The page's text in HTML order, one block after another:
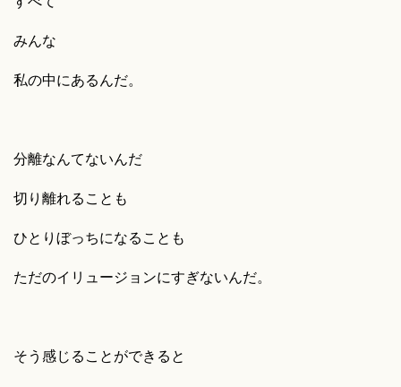
みんな
私の中にあるんだ。
分離なんてないんだ
切り離れることも
ひとりぼっちになることも
ただのイリュージョンにすぎないんだ。
そう感じることができると